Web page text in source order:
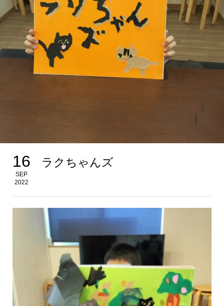
16
SEP
2022
ラクちゃんズ